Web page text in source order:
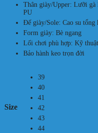
Thân giày/Upper: Lưỡi gà
PU
Đế giày/Sole: Cao su
Form giày: Bè ngang
Lối chơi phù hợp: Kỹ
Bảo hành keo trọn đời
Size
39
40
41
42
43
44